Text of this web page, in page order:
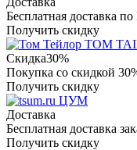
Бесплатная доставка
Получить скидку
TOM
Скидка30%
Покупка со скидкой
Получить скидку
ЦУМ
Доставка
Бесплатная доставка
Получить скидку